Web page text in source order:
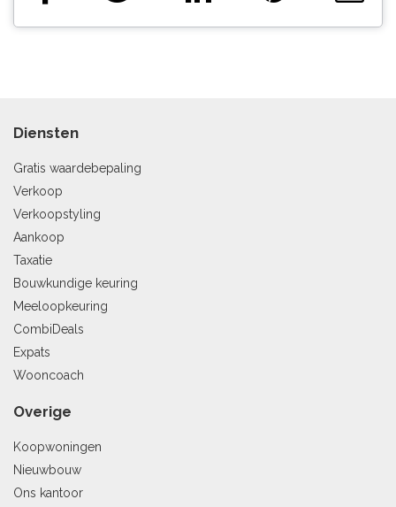
Diensten
Gratis waardebepaling
Verkoop
Verkoopstyling
Aankoop
Taxatie
Bouwkundige keuring
Meeloopkeuring
CombiDeals
Expats
Wooncoach
Overige
Koopwoningen
Nieuwbouw
Ons kantoor